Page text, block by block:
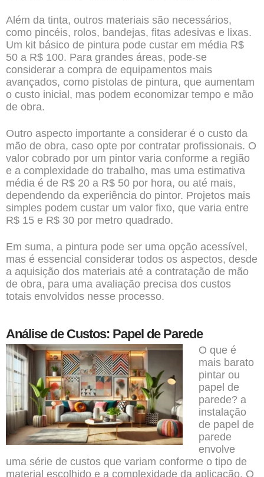
Além da tinta, outros materiais são necessários,
como pincéis, rolos, bandejas, fitas adesivas e lixas.
Um kit básico de pintura pode custar em média R$
50 a R$ 100. Para grandes áreas, pode-se
considerar a compra de equipamentos mais
avançados, como pistolas de pintura, que aumentam
o custo inicial, mas podem economizar tempo e mão
de obra.
Outro aspecto importante a considerar é o custo da
mão de obra, caso opte por contratar profissionais. O
valor cobrado por um pintor varia conforme a região
e a complexidade do trabalho, mas uma estimativa
média é de R$ 20 a R$ 50 por hora, ou até mais,
dependendo da experiência do pintor. Projetos mais
simples podem custar um valor fixo, que varia entre
R$ 15 e R$ 30 por metro quadrado.
Em suma, a pintura pode ser uma opção acessível,
mas é essencial considerar todos os aspectos, desde
a aquisição dos materiais até a contratação de mão
de obra, para uma avaliação precisa dos custos
totais envolvidos nesse processo.
Análise de Custos: Papel de Parede
O que é
mais barato
pintar ou
papel de
parede? a
instalação
de papel de
parede
envolve
uma série de custos que variam conforme o tipo de
material escolhido e a complexidade da aplicação. O